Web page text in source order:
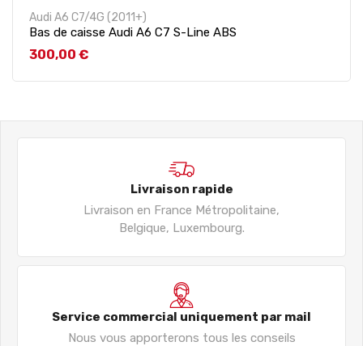
Audi A6 C7/4G (2011+)
Bas de caisse Audi A6 C7 S-Line ABS
Prix
300,00 €
Livraison rapide
Livraison en France Métropolitaine,
Belgique, Luxembourg.
Service commercial uniquement par mail
Nous vous apporterons tous les conseils